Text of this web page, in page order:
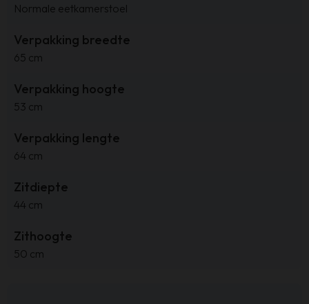
Normale eetkamerstoel
Verpakking breedte
65 cm
Verpakking hoogte
53 cm
Verpakking lengte
64 cm
Zitdiepte
44 cm
Zithoogte
50 cm